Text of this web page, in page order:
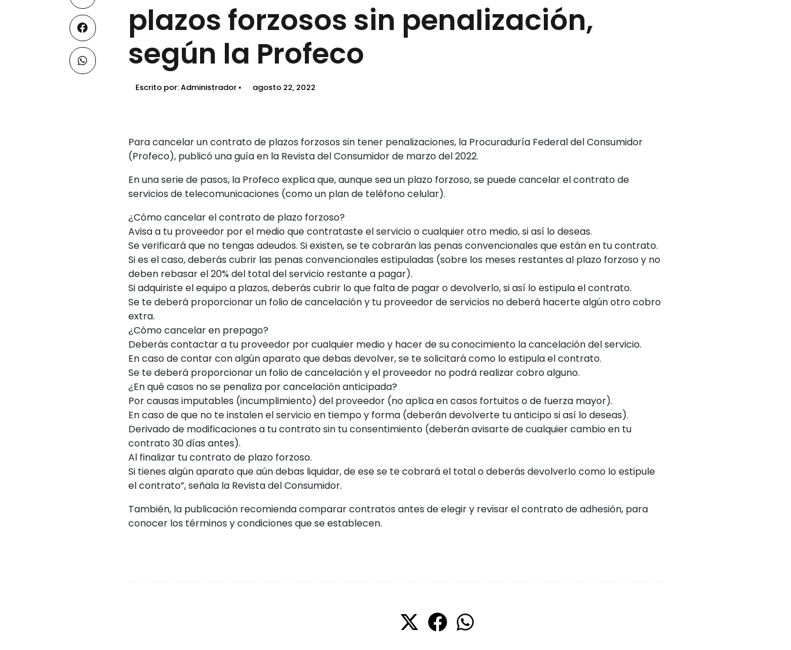
plazos forzosos sin penalización,
según la Profeco
Escrito por:Administrador agosto 22, 2022
Para cancelar un contrato de plazos forzosos sin tener penalizaciones, la Procuraduría Federal del Consumidor
(Profeco), publicó una guía en la Revista del Consumidor de marzo del 2022.
En una serie de pasos, la Profeco explica que, aunque sea un plazo forzoso, se puede cancelar el contrato de
servicios de telecomunicaciones (como un plan de teléfono celular).
¿Cómo cancelar el contrato de plazo forzoso?
Avisa a tu proveedor por el medio que contrataste el servicio o cualquier otro medio, si así lo deseas.
Se verificará que no tengas adeudos. Si existen, se te cobrarán las penas convencionales que están en tu contrato.
Si es el caso, deberás cubrir las penas convencionales estipuladas (sobre los meses restantes al plazo forzoso y no
deben rebasar el 20% del total del servicio restante a pagar).
Si adquiriste el equipo a plazos, deberás cubrir lo que falta de pagar o devolverlo, si así lo estipula el contrato.
Se te deberá proporcionar un folio de cancelación y tu proveedor de servicios no deberá hacerte algún otro cobro
extra.
¿Cómo cancelar en prepago?
Deberás contactar a tu proveedor por cualquier medio y hacer de su conocimiento la cancelación del servicio.
En caso de contar con algún aparato que debas devolver, se te solicitará como lo estipula el contrato.
Se te deberá proporcionar un folio de cancelación y el proveedor no podrá realizar cobro alguno.
¿En qué casos no se penaliza por cancelación anticipada?
Por causas imputables (incumplimiento) del proveedor (no aplica en casos fortuitos o de fuerza mayor).
En caso de que no te instalen el servicio en tiempo y forma (deberán devolverte tu anticipo si así lo deseas).
Derivado de modificaciones a tu contrato sin tu consentimiento (deberán avisarte de cualquier cambio en tu
contrato 30 días antes).
Al finalizar tu contrato de plazo forzoso.
Si tienes algún aparato que aún debas liquidar, de ese se te cobrará el total o deberás devolverlo como lo estipule
el contrato”, señala la Revista del Consumidor.
También, la publicación recomienda comparar contratos antes de elegir y revisar el contrato de adhesión, para
conocer los términos y condiciones que se establecen.